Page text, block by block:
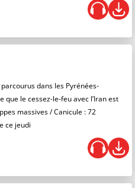
dans les Pyrénées-
le cessez-le-feu avec l’Iran est
massives / Canicule : 72
ce jeudi